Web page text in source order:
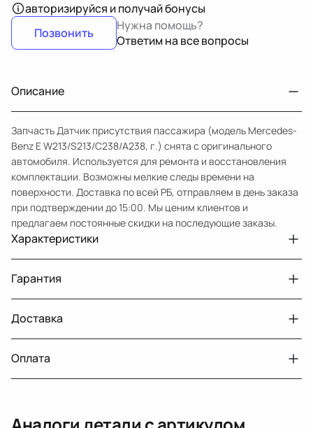
авторизируйся и получай бонусы
Позвонить
Нужна помощь?
Ответим на все вопросы
Описание
Запчасть Датчик присутствия пассажира (модель Mercedes-
Benz E W213/S213/C238/A238, г.) снята с оригинального
автомобиля. Используется для ремонта и восстановления
комплектации. Возможны мелкие следы времени на
поверхности. Доставка по всей РБ, отправляем в день заказа
при подтверждении до 15:00. Мы ценим клиентов и
предлагаем постоянные скидки на последующие заказы.
Характеристики
Авто
MercedesBenz E W213
Год
2016 2021
Тег
Мерседес Бенс Е
Гарантия
Двигатели с навесным или без навесного
оборудования
30 дней
Датчик давления топлива, насос
топлива, ТНВД (бензин, дизель), форсунка
14 дней
Доставка
Оплата